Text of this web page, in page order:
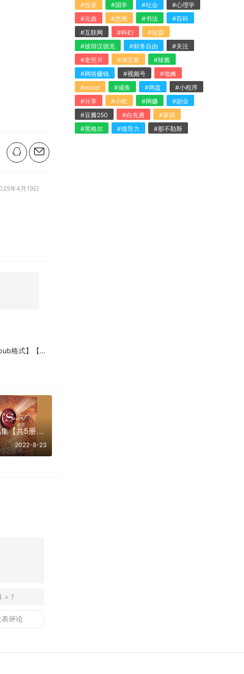
年4月19日
编号：975290】
朗达·拜恩作品集【共5册】【epub格式】【6.2MB】【编号：766888】
2022-8-23
#投资
#国学 #社会
#心理学
#元曲
#思维 #书法
#百科
#互联网
#科幻
#短篇
#彼得汉德克
#财务自由
#关注
#老照片
#淘宝客
#辣酱
#网络赚钱
#视频号
#地摊
#excel
#咸鱼 #网盘
#小程序
#分享
#小吃 #网赚
#副业
#豆瓣250
#白先勇
#家训
#黑格尔
#领导力 #那不勒斯